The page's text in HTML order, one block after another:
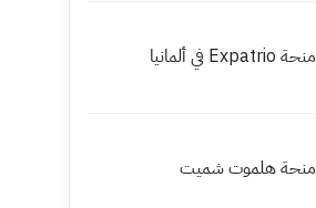
منحة Expatrio في ألمانيا
منحة هلموت شميت